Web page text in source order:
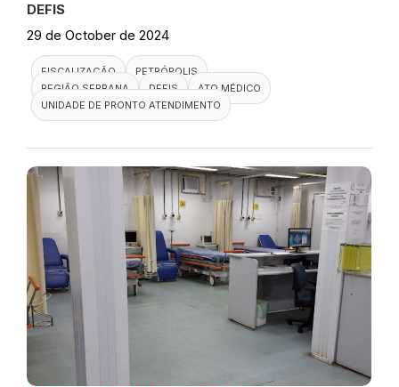
DEFIS
29 de October de 2024
FISCALIZAÇÃO
PETRÓPOLIS
REGIÃO SERRANA
DEFIS
ATO MÉDICO
UNIDADE DE PRONTO ATENDIMENTO